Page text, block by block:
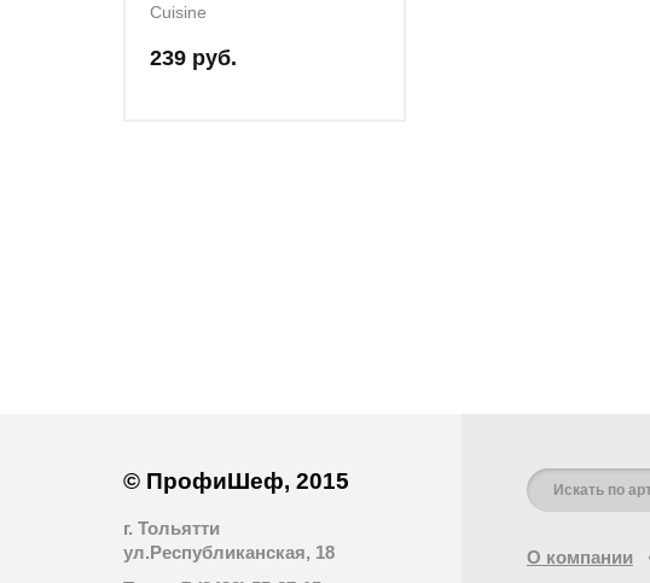
Cuisine
239 руб.
© ПрофиШеф, 2015
г. Тольятти
ул.Республиканская, 18
О компании